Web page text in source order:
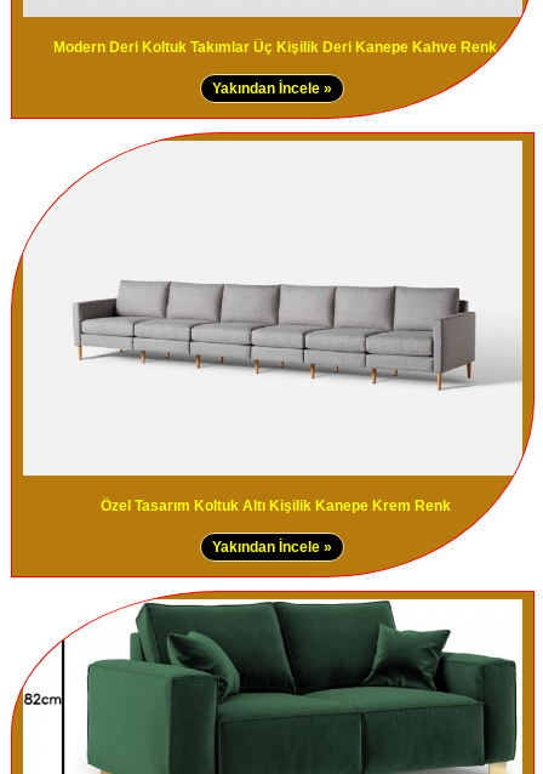
Modern Deri Koltuk Takımlar Üç Kişilik Deri Kanepe Kahve Renk
Yakından İncele »
Özel Tasarım Koltuk Altı Kişilik Kanepe Krem Renk
Yakından İncele »